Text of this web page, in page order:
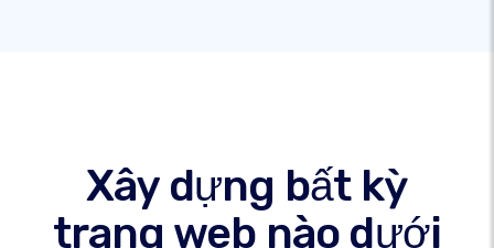
Xây dựng bất kỳ
trang web nào dưới